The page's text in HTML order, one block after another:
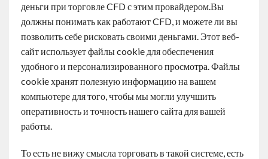
деньги при торговле CFD с этим провайдером.Вы
должны понимать как работают CFD, и можете ли вы
позволить себе рисковать своими деньгами. Этот веб-
сайт использует файлы cookie для обеспечения
удобного и персонализированного просмотра. Файлы
cookie хранят полезную информацию на вашем
компьютере для того, чтобы мы могли улучшить
оперативность и точность нашего сайта для вашей
работы.
То есть не вижу смысла торговать в такой системе, есть